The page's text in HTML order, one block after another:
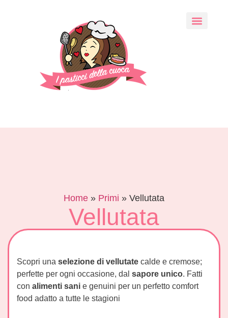
Home » Primi » Vellutata
Vellutata
Scopri una selezione di vellutate calde e cremose;
perfette per ogni occasione, dal sapore unico. Fatti
con alimenti sani e genuini per un perfetto comfort
food adatto a tutte le stagioni